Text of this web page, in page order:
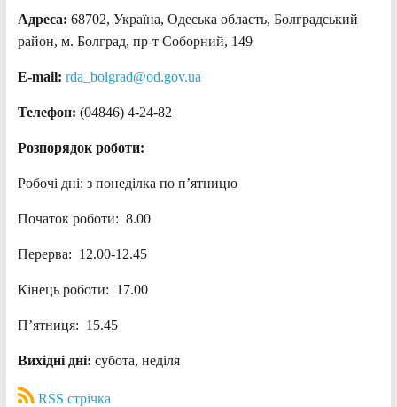
Адреса: 68702, Україна, Одеська область, Болградський
район, м. Болград, пр-т Соборний, 149
E-mail: rda_bolgrad@od.gov.ua
Телефон: (04846) 4-24-82
Розпорядок роботи:
Робочі дні: з понеділка по п’ятницю
Початок роботи: 8.00
Перерва: 12.00-12.45
Кінець роботи: 17.00
П’ятниця: 15.45
Вихідні дні: субота, неділя
RSS стрічка